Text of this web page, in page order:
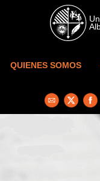
Skip to main content
QUIENES SOMOS